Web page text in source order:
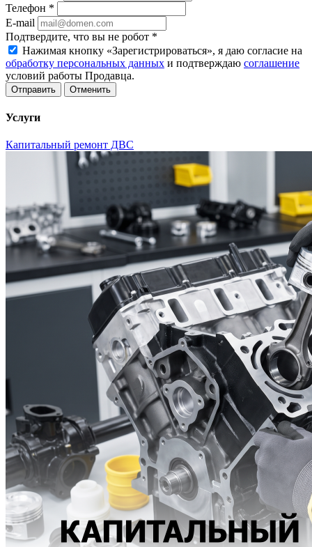
Телефон *
E-mail
Подтвердите, что вы не робот *
Нажимая кнопку «Зарегистрироваться», я даю согласие на
обработку персональных данных и подтверждаю соглашение
условий работы Продавца.
Отменить
Услуги
Капитальный ремонт ДВС